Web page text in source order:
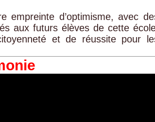
empreinte d’optimisme, avec
aux futurs élèves de cette
et de réussite pour